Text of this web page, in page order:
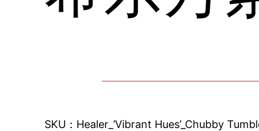
SKU：Healer_’Vibrant Hues’_Chubby